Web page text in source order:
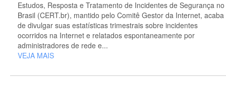
Estudos, Resposta e Tratamento de Incidentes de Segurança no
Brasil (CERT.br), mantido pelo Comitê Gestor da Internet, acaba
de divulgar suas estatísticas trimestrais sobre incidentes
ocorridos na Internet e relatados espontaneamente por
administradores de rede e...
VEJA MAIS